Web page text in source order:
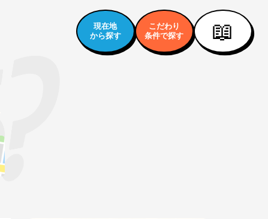
現在地
から探す
こだわり
条件で探す
📖